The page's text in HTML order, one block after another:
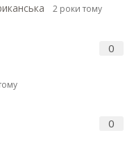
2 роки тому
0
0